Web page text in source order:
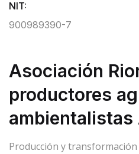
NIT:
900989390-7
Asociación
productores
ambientalistas
Producción y